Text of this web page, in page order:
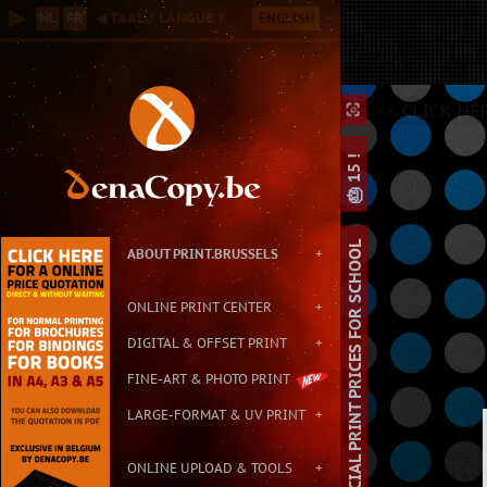
Online B2B Printing Service in Brussels, with Small & Large
Contact: info@print.brussels - Address: Carton de Wiart 152, 1090
ABOUT PRINT.BRUSSELS +
ONLINE PRINT CENTER +
DIGITAL & OFFSET PRINT +
FINE-ART & PHOTO PRINT
LARGE-FORMAT & UV PRINT +
ONLINE UPLOAD & TOOLS +
◀ TAAL / LANGUE ?
▶ NL FR ENGLISH
⛶
⌕ << CLICK
🎂 15 !
SPECIAL PRINT PRICES FOR SCHOOL